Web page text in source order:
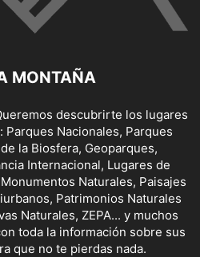
MONTAÑA
descubrirte los lugares
Parques Nacionales, Parques
la Biosfera, Geoparques,
Internacional, Lugares de
Naturales, Paisajes
Patrimonios Naturales
Naturales, ZEPA... y muchos
toda la información sobre sus
que no te pierdas nada.